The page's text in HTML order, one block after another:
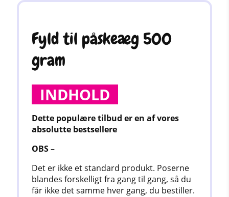
Fyld til påskeæg 500
gram
INDHOLD
Dette populære tilbud er en af vores
absolutte bestsellere
OBS–
Det er ikke et standard produkt. Poserne
blandes forskelligt fra gang til gang, så du
får ikke det samme hver gang, du bestiller.